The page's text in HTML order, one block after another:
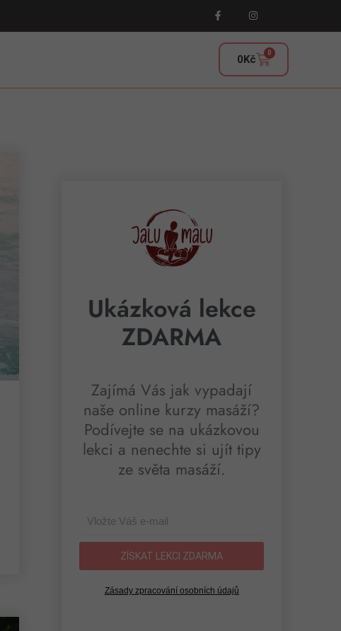
0Kč 0
Ukázková lekce
ZDARMA
Zajímá Vás jak vypadají
naše online kurzy masáží?
Podívejte se na ukázkovou
lekci a nenechte si ujít tipy
ze světa masáží.
ZÍSKAT LEKCI ZDARMA
Zásady zpracování osobních údajů